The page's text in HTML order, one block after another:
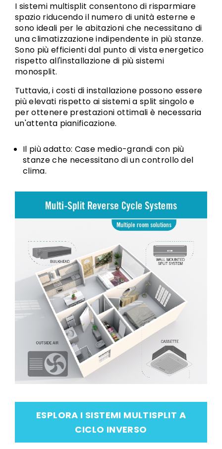
I sistemi multisplit consentono di risparmiare
spazio riducendo il numero di unità esterne e
sono ideali per le abitazioni che necessitano di
una climatizzazione indipendente in più stanze.
Sono più efficienti dal punto di vista energetico
rispetto all'installazione di più sistemi
monosplit.
Tuttavia, i costi di installazione possono essere
più elevati rispetto ai sistemi a split singolo e
per ottenere prestazioni ottimali è necessaria
un'attenta pianificazione.
Il più adatto: Case medio-grandi con più
stanze che necessitano di un controllo del
clima.
ESPLORA I SISTEMI MULTISPLIT A
CICLO INVERSO